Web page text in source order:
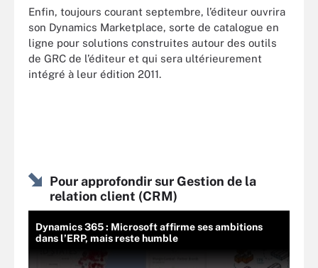
Enfin, toujours courant septembre, l’éditeur ouvrira
son Dynamics Marketplace, sorte de catalogue en
ligne pour solutions construites autour des outils
de GRC de l’éditeur et qui sera ultérieurement
intégré à leur édition 2011.
Pour approfondir sur Gestion de la
relation client (CRM)
Dynamics 365 : Microsoft affirme ses ambitions
dans l’ERP, mais reste humble